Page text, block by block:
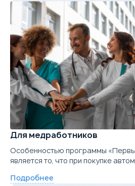
Для медработников
Особенностью программы
является то, что при покупке
Подробнее